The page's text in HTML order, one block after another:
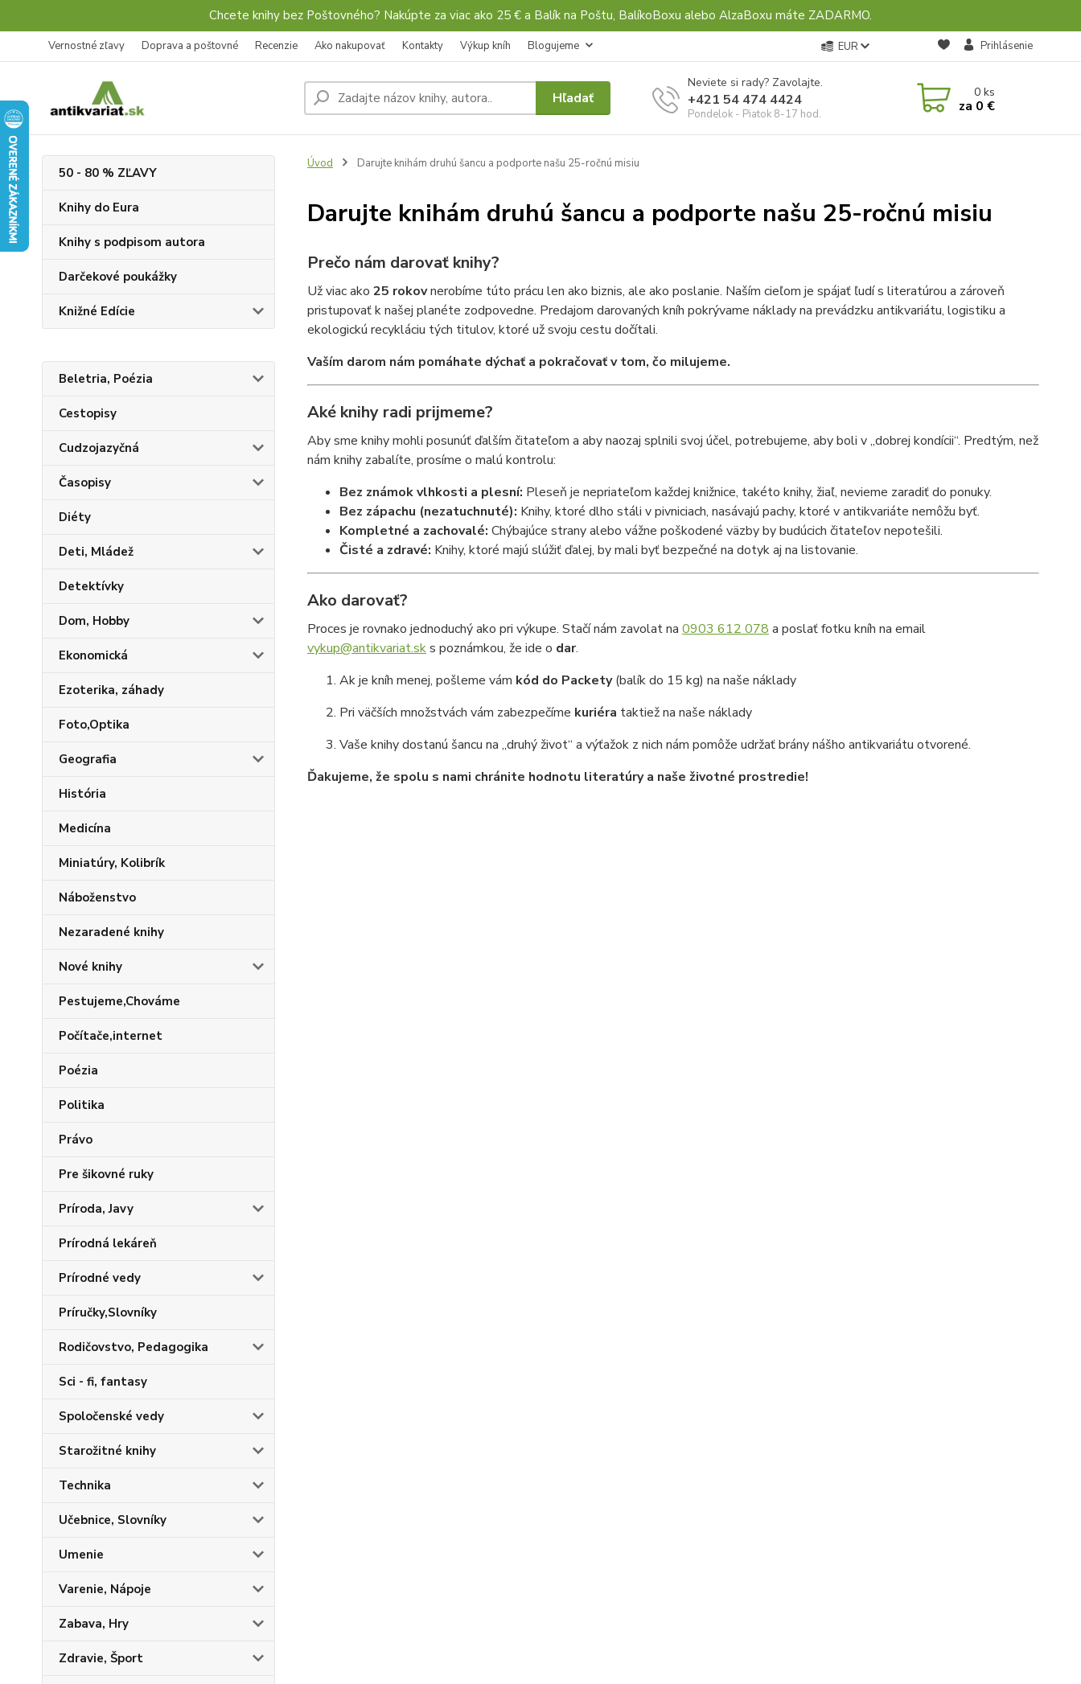
Chcete knihy bez Poštovného? Nakúpte za viac ako 25 € a Balík na Poštu, BalíkoBoxu alebo AlzaBoxu máte ZADARMO.
Vernostné zľavy Doprava a poštovné Recenzie Ako nakupovať Kontakty Výkup kníh Blogujeme EUR Prihlásenie
Hľadať
Neviete si rady? Zavolajte.
+421 54 474 4424
Pondelok - Piatok 8-17 hod.
0ks
za 0 €
50 - 80 % ZĽAVY
Knihy do Eura
Knihy s podpisom autora
Darčekové poukážky
Knižné Edície
Beletria, Poézia
Cestopisy
Cudzojazyčná
Časopisy
Diéty
Deti, Mládež
Detektívky
Dom, Hobby
Ekonomická
Ezoterika, záhady
Foto,Optika
Geografia
História
Medicína
Miniatúry, Kolibrík
Náboženstvo
Nezaradené knihy
Nové knihy
Pestujeme,Chováme
Počítače,internet
Poézia
Politika
Právo
Pre šikovné ruky
Príroda, Javy
Prírodná lekáreň
Prírodné vedy
Príručky,Slovníky
Rodičovstvo, Pedagogika
Sci - fi, fantasy
Spoločenské vedy
Starožitné knihy
Technika
Učebnice, Slovníky
Umenie
Varenie, Nápoje
Zabava, Hry
Zdravie, Šport
Úvod Darujte knihám druhú šancu a podporte našu 25-ročnú misiu
Darujte knihám druhú šancu a podporte našu 25-ročnú misiu
Prečo nám darovať knihy?
Už viac ako 25 rokovnerobíme túto prácu len ako biznis, ale ako poslanie. Naším cieľom je spájať ľudí s literatúrou a zároveň
pristupovať k našej planéte zodpovedne. Predajom darovaných kníh pokrývame náklady na prevádzku antikvariátu, logistiku a
ekologickú recykláciu tých titulov, ktoré už svoju cestu dočítali.
Vaším darom nám pomáhate dýchať a pokračovať v tom, čo milujeme.
Aké knihy radi prijmeme?
Aby sme knihy mohli posunúť ďalším čitateľom a aby naozaj splnili svoj účel, potrebujeme, aby boli v „dobrej kondícii“. Predtým, než
nám knihy zabalíte, prosíme o malú kontrolu:
Bez známok vlhkosti a plesní: Pleseň je nepriateľom každej knižnice, takéto knihy, žiaľ, nevieme zaradiť do ponuky.
Bez zápachu (nezatuchnuté): Knihy, ktoré dlho stáli v pivniciach, nasávajú pachy, ktoré v antikvariáte nemôžu byť.
Kompletné a zachovalé: Chýbajúce strany alebo vážne poškodené väzby by budúcich čitateľov nepotešili.
Čisté a zdravé: Knihy, ktoré majú slúžiť ďalej, by mali byť bezpečné na dotyk aj na listovanie.
Ako darovať?
Proces je rovnako jednoduchý ako pri výkupe. Stačí nám zavolat na 0903 612 078 a poslať fotku kníh na email
vykup@antikvariat.sks poznámkou, že ide o dar.
Ak je kníh menej, pošleme vám kód do Packety(balík do 15 kg) na naše náklady
Pri väčších množstvách vám zabezpečíme kuriéra taktiež na naše náklady
Vaše knihy dostanú šancu na „druhý život“ a výťažok z nich nám pomôže udržať brány nášho antikvariátu otvorené.
Ďakujeme, že spolu s nami chránite hodnotu literatúry a naše životné prostredie!